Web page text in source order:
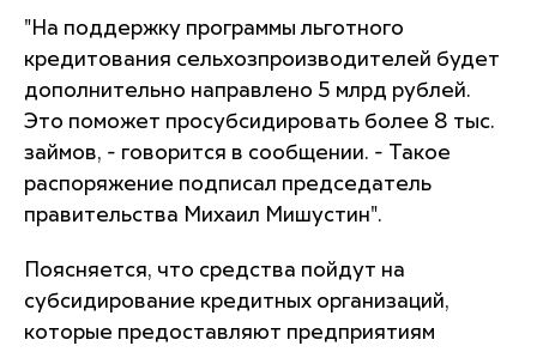
"На поддержку программы льготного
кредитования сельхозпроизводителей будет
дополнительно направлено 5 млрд рублей.
Это поможет просубсидировать более 8 тыс.
займов, - говорится в сообщении. - Такое
распоряжение подписал председатель
правительства Михаил Мишустин".
Поясняется, что средства пойдут на
субсидирование кредитных организаций,
которые предоставляют предприятиям